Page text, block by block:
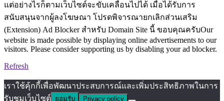
แต่อย่างไรก็ตามเว็บไซต์จะขับเคลื่อนไปได้ เมื่อได้รับการ
สนับสนุนจากผู้ลงโฆษณา โปรดพิจารณายกเลิกส่วนเสริม
(Extension) Ad Blocker สำหรับ Domain Site นี้ ขอบคุณครับOur
website is made possible by displaying online advertisements to our
visitors. Please consider supporting us by disabling your ad blocker.
Refresh
เราใช้คุ้กกี้เพื่อพัฒนาประสบการณ์และเพิ่มประสิทธิภาพในการ
รับชมเว็บไซต์ ยอมรับ Privacy policy